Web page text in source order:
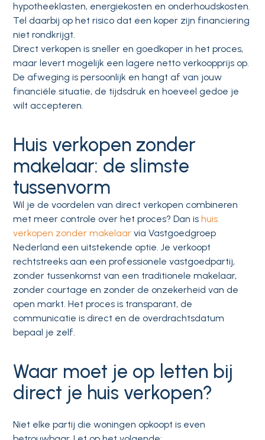
hypotheeklasten, energiekosten en onderhoudskosten.
Tel daarbij op het risico dat een koper zijn financiering
niet rondkrijgt.
Direct verkopen is sneller en goedkoper in het proces,
maar levert mogelijk een lagere netto verkoopprijs op.
De afweging is persoonlijk en hangt af van jouw
financiële situatie, de tijdsdruk en hoeveel gedoe je
wilt accepteren.
Huis verkopen zonder
makelaar: de slimste
tussenvorm
Wil je de voordelen van direct verkopen combineren
met meer controle over het proces? Dan ishuis
verkopen zonder makelaar via Vastgoedgroep
Nederland een uitstekende optie. Je verkoopt
rechtstreeks aan een professionele vastgoedpartij,
zonder tussenkomst van een traditionele makelaar,
zonder courtage en zonder de onzekerheid van de
open markt. Het proces is transparant, de
communicatie is direct en de overdrachtsdatum
bepaal je zelf.
Waar moet je op letten bij
direct je huis verkopen?
Niet elke partij die woningen opkoopt is even